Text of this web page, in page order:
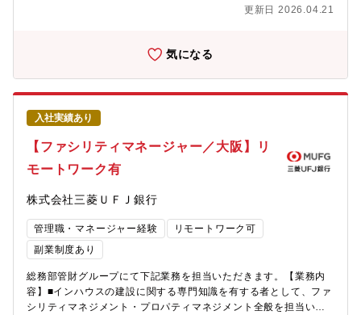
最先端技術に触れながら専門知識を深められる環境を提供してい
し、自身のスキルを高めながら成長でき、積極的な挑戦を通じて
ンへの道が開かれています。将来的には、設備設計マネージャー
も期待されます。【魅力・やりがい】1. 持続可能な未来への挑戦
同社の建築設備エンジニアは、海外の大規模プラントプロジェク
トで、厳しい環境条件や高度なプロセス要求に対応した設計に取
り組んでいます。この仕事には、カーボンニュートラルの実現に
貢献できるというやりがいがあります。技術的な課題を一つひと
つ解決しながら、持続可能な未来を築くための重要な役割を果た
すという実感を得られる仕事です。2. チームワークが生む価値同
社のプロジェクトは、専門家やエンジニアが協力し合いながら進
められます。個々の専門知識が結集され、様々な課題を乗り越え
ていくプロセスは難しく困難ですが大きなやりがいにもなりま
す。プロジェクトを完遂したときに感じる達成感は一生ものであ
では、設計・建設の枠を超えて、理想の生産環境を創り上げるダ
など工場運営に関わる最先端の技術やノウハウに触れながら、自
身の専門性をさらに広げていける環境です。≪募集背景≫デクセ
リアルズの中期経営計画「進化の実現」のため、?産拠点戦略部は
安定かつ効率的な製品生産を目指し、グループ内全ての生産拠点
の戦略?案と実?を担っています。中でも国内主??場である栃木事
業所と?沼事業所においては、大型工場建設及び改修のプロジェク
トが進捗中です。その他事業所においても増産対応等、生産拠点
戦略を確実に進化・進捗させる必要があります。また、中?期的に
工場施設及びエネルギー管理の機能強化が必須であることなどか
ークラスの方を募集します。≪働き方≫■組織で求めるポジション
リーダー、係長クラス■出張頻度・出張先国内製造事業所（栃?、?
沼、登?、多賀城、恵庭）に出張あり。頻度は担当するプロジェク
トにより変動いたします。■部署の平均残業時間約20時間/月■リモ
ートワーク・フレックス制度の活用度合い リモートワーク制
度：週1～2回程度を想定 フレックス制度：積極的に活用してい
る部署で、柔軟な働き方ができる環境です。≪身に付くスキル≫
ファシリティマネジメントやコンストラクションマネジメントに
更新日 2026.04.21
気になる
入社実績あり
【ファシリティマネージャー／大阪】リ
モートワーク有
株式会社三菱ＵＦＪ銀行
管理職・マネージャー経験
リモートワーク可
副業制度あり
総務部管財グループにて下記業務を担当いただきます。【業務内
容】■インハウスの建設に関する専門知識を有する者として、ファ
シリティマネジメント・プロパティマネジメント全般を担当いた